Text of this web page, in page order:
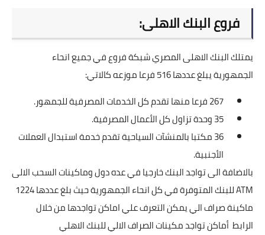
فروع البنك الاهلى:
يمتلكالبنك الاهلى المصريشبكة فروع في جميع انحاء
الجمهورية يبلغ عددها 516 فرعا موزعه كالاتي:
267 فرعا منها تقدم كل الخدمات المصرفية للجمهور.
35 وحدة تزاول كل الأعمال المصرفية.
36 مكتبا بالمنشآت السياحية تقدم خدمة استبدال العملات
الأجنبية.
بالاضافة الى تواجد البنك خارجيا في عده دول وماكينات السحب الالى
ATM للبنك المتوفرة في كل انحاء الجمهورية حيث بلغ عددها 1224
ماكينة صراف الي يمكن التعرف علي اماكن تواجدها من خلال
الرابط أماكن تواجد مكينات الصراف الالي للبنك الاهلي